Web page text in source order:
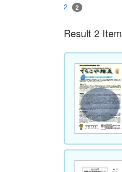
2 2
Result 2 Item